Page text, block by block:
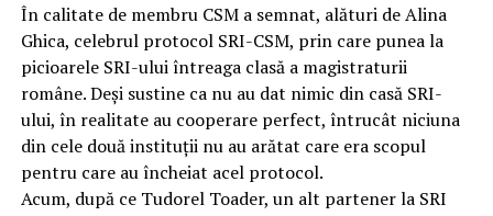
În calitate de membru CSM a semnat, alături de Alina
Ghica, celebrul protocol SRI-CSM, prin care punea la
picioarele SRI-ului întreaga clasă a magistraturii
române. Deși sustine ca nu au dat nimic din casă SRI-
ului, în realitate au cooperare perfect, întrucât niciuna
din cele două instituții nu au arătat care era scopul
pentru care au încheiat acel protocol.
Acum, după ce Tudorel Toader, un alt partener la SRI